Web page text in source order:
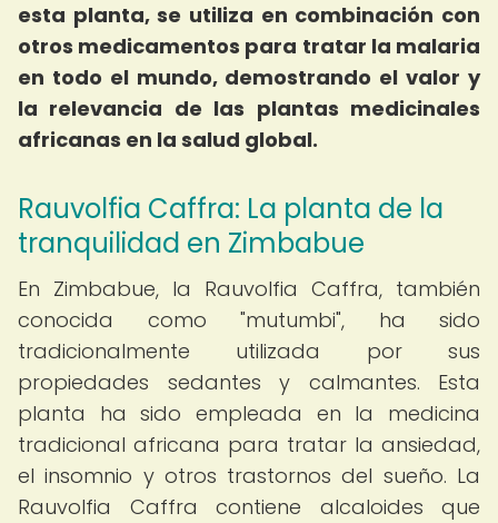
esta planta, se utiliza en combinación con
otros medicamentos para tratar la malaria
en todo el mundo, demostrando el valor y
la relevancia de las plantas medicinales
africanas en la salud global.
Rauvolfia Caffra: La planta de la
tranquilidad en Zimbabue
En Zimbabue, la Rauvolfia Caffra, también
conocida como "mutumbi", ha sido
tradicionalmente utilizada por sus
propiedades sedantes y calmantes. Esta
planta ha sido empleada en la medicina
tradicional africana para tratar la ansiedad,
el insomnio y otros trastornos del sueño. La
Rauvolfia Caffra contiene alcaloides que